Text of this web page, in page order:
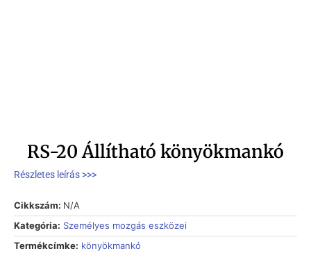
RS-20 Állítható könyökmankó
Részletes leírás >>>
Cikkszám: N/A
Kategória: Személyes mozgás eszközei
Termékcímke: könyökmankó